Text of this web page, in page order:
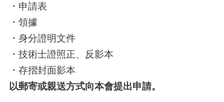
・申請表
・領據
・身分證明文件
・技術士證照正、反影本
・存摺封面影本
以郵寄或親送方式向本會提出申請。